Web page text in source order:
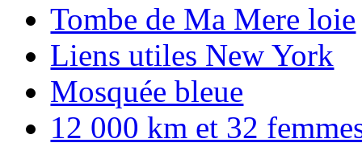
Tombe de Ma Mere loie
Liens utiles New York
Mosquée bleue
12 000 km et 32